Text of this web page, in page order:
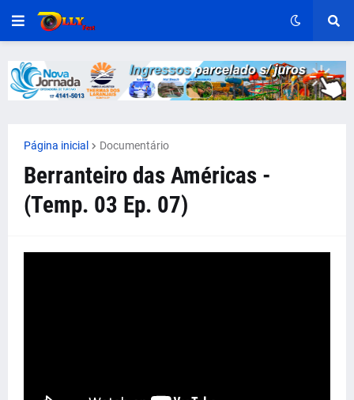
Página inicial Documentário
Berranteiro das Américas -
(Temp. 03 Ep. 07)